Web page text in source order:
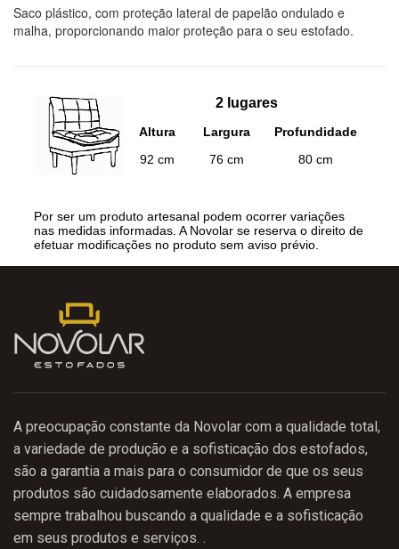
Saco plástico, com proteção lateral de papelão ondulado e
malha, proporcionando maior proteção para o seu estofado.
A preocupação constante da Novolar com a qualidade total,
a variedade de produção e a sofisticação dos estofados,
são a garantia a mais para o consumidor de que os seus
produtos são cuidadosamente elaborados. A empresa
sempre trabalhou buscando a qualidade e a sofisticação
em seus produtos e serviços. .